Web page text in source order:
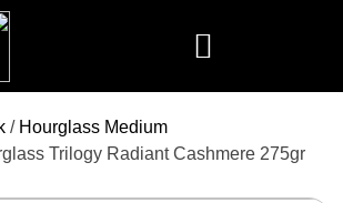
/ Hourglass Medium
Trilogy Radiant Cashmere 275gr